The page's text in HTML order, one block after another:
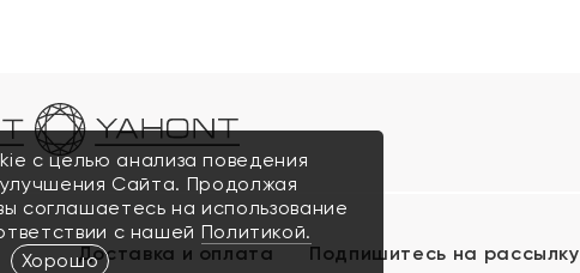
Доставка и оплата Подпишитесь на рассылку
с целью анализа поведения
Сайта. Продолжая
соглашаетесь на использование
с нашей Политикой.
Хорошо